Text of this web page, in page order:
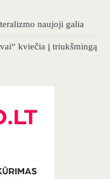
naujoji galia
kviečia į triukšmingą